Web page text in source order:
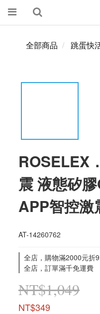
全部商品 跳蛋快
ROSELEX
震 液態矽
APP智控激
AT-14260762
全店，購物滿2000元折
全店，訂單滿千免運費
NT$1,049
NT$349